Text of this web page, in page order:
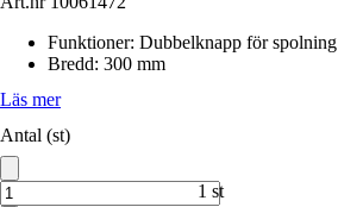
Funktioner: Dubbelknapp för spolning
Bredd: 300 mm
Läs mer
Antal (st)
1 st